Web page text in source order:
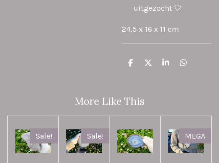
uitgezocht 🤍
24,5 x 16 x 11 cm
D
n
D
S
D
More Like This
Sale! Sale! MEGA